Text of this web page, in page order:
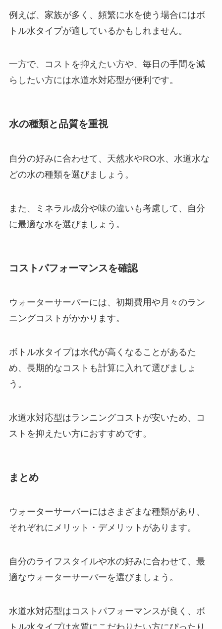
例えば、家族が多く、頻繁に水を使う場合にはボ
トル水タイプが適しているかもしれません。
一方で、コストを抑えたい方や、毎日の手間を減
らしたい方には水道水対応型が便利です。
水の種類と品質を重視
自分の好みに合わせて、天然水やRO水、水道水な
どの水の種類を選びましょう。
また、ミネラル成分や味の違いも考慮して、自分
に最適な水を選びましょう。
コストパフォーマンスを確認
ウォーターサーバーには、初期費用や月々のラン
ニングコストがかかります。
ボトル水タイプは水代が高くなることがあるた
め、長期的なコストも計算に入れて選びましょ
う。
水道水対応型はランニングコストが安いため、コ
ストを抑えたい方におすすめです。
まとめ
ウォーターサーバーにはさまざまな種類があり、
それぞれにメリット・デメリットがあります。
自分のライフスタイルや水の好みに合わせて、最
適なウォーターサーバーを選びましょう。
水道水対応型はコストパフォーマンスが良く、ボ